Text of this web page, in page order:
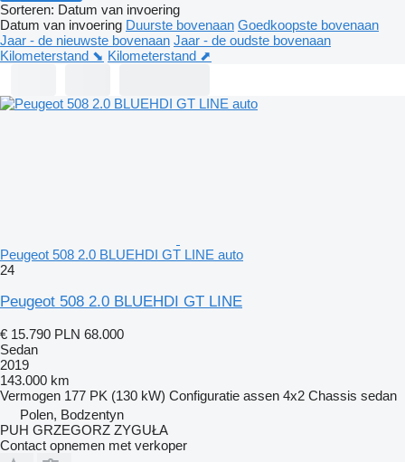
Sorteren: Datum van invoering
Datum van invoering Duurste bovenaan Goedkoopste bovenaan
Jaar - de nieuwste bovenaan Jaar - de oudste bovenaan
Kilometerstand ⬊ Kilometerstand ⬈
Peugeot 508 2.0 BLUEHDI GT LINE auto
24
Peugeot 508 2.0 BLUEHDI GT LINE
€ 15.790 PLN 68.000
Sedan
2019
143.000 km
Vermogen 177 PK (130 kW) Configuratie assen 4x2 Chassis sedan
Polen, Bodzentyn
PUH GRZEGORZ ZYGUŁA
Contact opnemen met verkoper